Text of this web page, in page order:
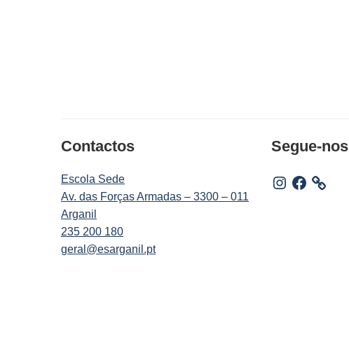
Contactos
Escola Sede
Av. das Forças Armadas – 3300 – 011
Arganil
235 200 180
geral@esarganil.pt
Segue-nos
Instagram
Facebook